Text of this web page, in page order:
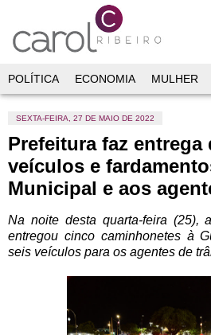
POLÍTICA ECONOMIA MULHER
SEXTA-FEIRA, 27 DE MAIO DE 2022
Prefeitura faz entrega
veículos e
Municipal e aos
Na noite desta quarta-feira (25),
entregou cinco caminhonetes à
seis veículos para os agentes de